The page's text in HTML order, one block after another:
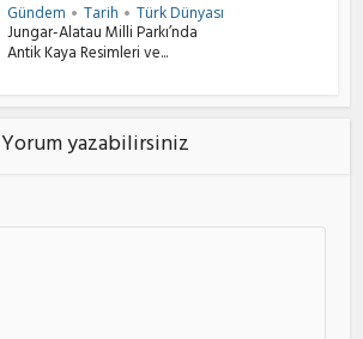
Gündem • Tarih • Türk Dünyası
Jungar-Alatau Milli Parkı’nda
Antik Kaya Resimleri ve...
Yorum yazabilirsiniz